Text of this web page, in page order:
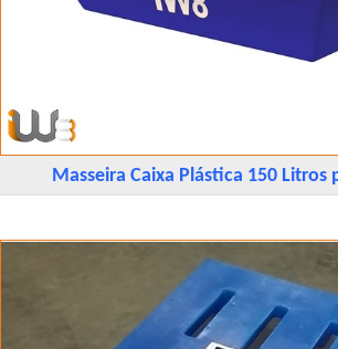
Masseira Caixa Plástica 150 Litros